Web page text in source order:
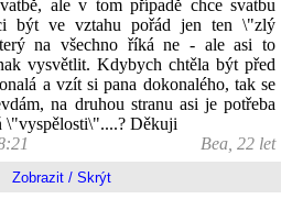
ale v tom případě chce svatbu
být ve vztahu pořád jen ten \"zlý
na všechno říká ne - ale asi to
vysvětlit. Kdybych chtěla být před
a vzít si pana dokonalého, tak se
na druhou stranu asi je potřeba
\"vyspělosti\"....? Děkuji
Bea, 22 let